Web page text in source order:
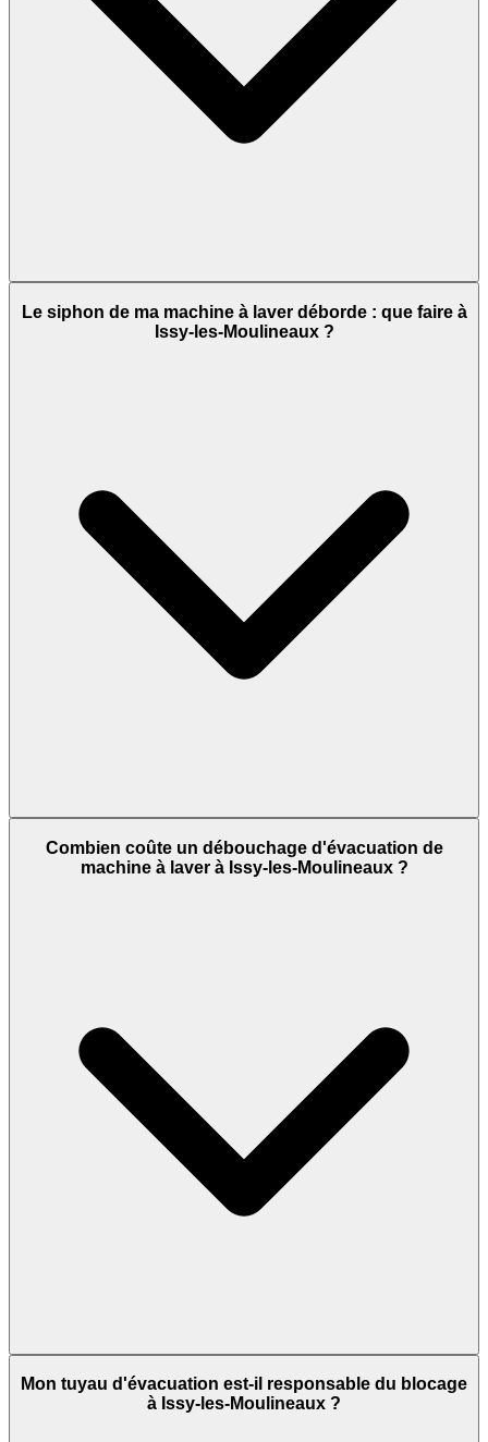
Le siphon de ma machine à laver déborde : que faire à
Issy-les-Moulineaux ?
Combien coûte un débouchage d'évacuation de
machine à laver à Issy-les-Moulineaux ?
Mon tuyau d'évacuation est-il responsable du blocage
à Issy-les-Moulineaux ?